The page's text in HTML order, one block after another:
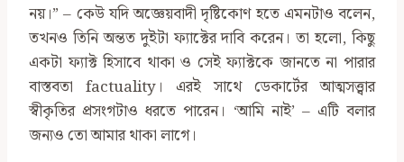
নয়।” – কেউ যদি অজ্ঞেয়বাদী দৃষ্টিকোণ হতে এমনটাও বলেন,
তখনও তিনি অন্তত দুইটা ফ্যাক্টের দাবি করেন। তা হলো, কিছু
একটা ফ্যাক্ট হিসাবে থাকা ও সেই ফ্যাক্টকে জানতে না পারার
বাস্তবতা factuality। এরই সাথে ডেকার্টের আত্মসত্ত্বার
স্বীকৃতির প্রসংগটাও ধরতে পারেন। ‘আমি নাই’ – এটি বলার
জন্যও তো আমার থাকা লাগে।